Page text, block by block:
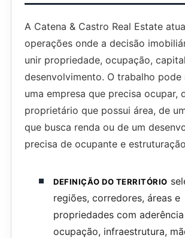
A Catena & Castro Real Estate
operações onde a decisão
unir propriedade, ocupação,
desenvolvimento. O trabalho pode
uma empresa que precisa ocupar,
proprietário que possui área, de
que busca renda ou de um
precisa de ocupante e
DEFINIÇÃO DO TERRITÓRIO
regiões, corredores, áreas e
propriedades com
ocupação, infraestrutura,